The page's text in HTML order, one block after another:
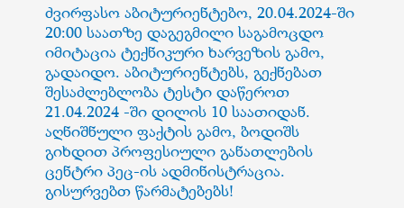
ძვირფასო აბიტურიენტებო, 20.04.2024-ში
20:00 საათზე დაგეგმილი საგამოცდო
იმიტაცია ტექნიკური ხარვეზის გამო,
გადაიდო. აბიტურიენტებს, გექნებათ
შესაძლებლობა ტესტი დაწეროთ
21.04.2024 -ში დილის 10 საათიდან.
აღნიშნული ფაქტის გამო, ბოდიშს
გიხდით პროფესიული განათლების
ცენტრი პეც-ის ადმინისტრაცია.
გისურვებთ წარმატებებს!